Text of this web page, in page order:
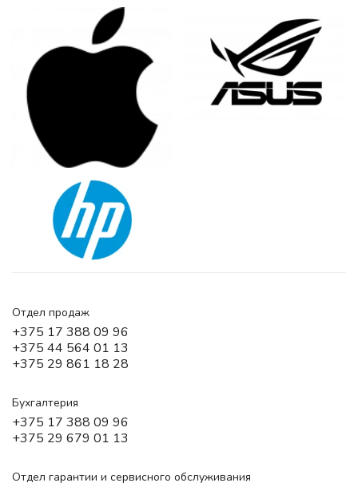
Отдел продаж
+375 17 388 09 96
+375 44 564 01 13
+375 29 861 18 28
Бухгалтерия
+375 17 388 09 96
+375 29 679 01 13
Отдел гарантии и сервисного обслуживания